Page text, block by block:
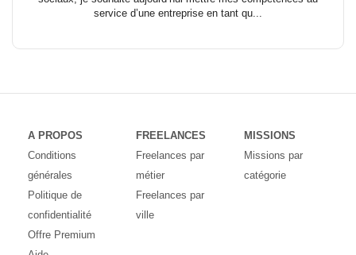
service d’une entreprise en tant qu...
A PROPOS
Conditions
générales
Politique de
confidentialité
Offre Premium
FREELANCES
Freelances par
métier
Freelances par
ville
MISSIONS
Missions par
catégorie